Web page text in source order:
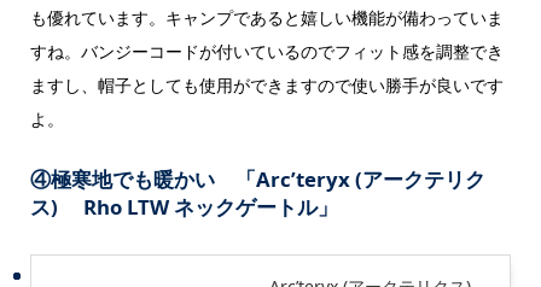
も優れています。キャンプであると嬉しい機能が備わっていま
すね。バンジーコードが付いているのでフィット感を調整でき
ますし、帽子としても使用ができますので使い勝手が良いです
よ。
④極寒地でも暖かい 「Arc’teryx (アークテリク
ス) Rho LTW ネックゲートル」